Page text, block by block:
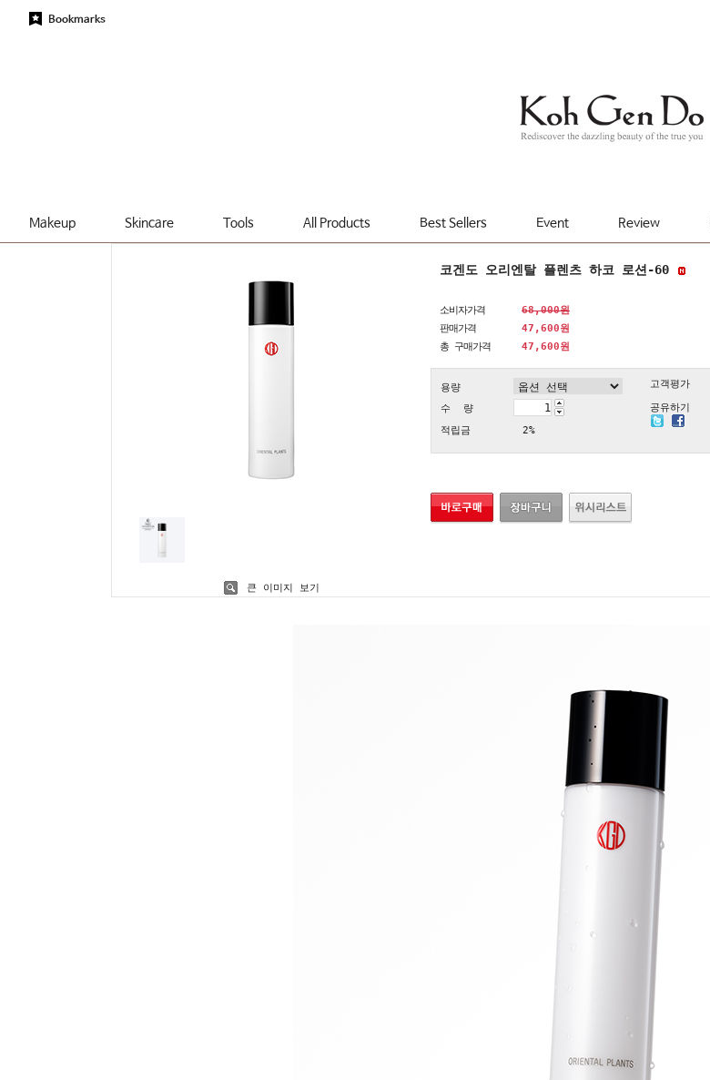
Bookmarks
Makeup Skincare Tools All Products Best Sellers Event Review
큰 이미지 보기
코겐도 오리엔탈 플렌츠 하코 로션-60
소비자가격
68,000원
판매가격
47,600원
총 구매가격
47,600원
용량
수 량
적립금
2%
고객평가
공유하기